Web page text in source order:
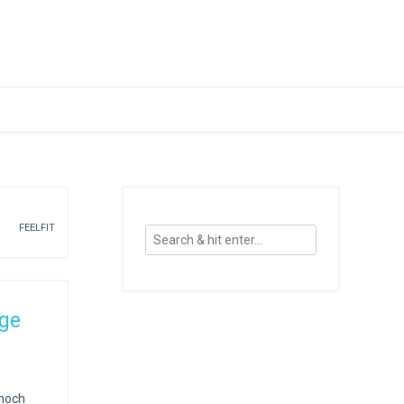
FEELFIT